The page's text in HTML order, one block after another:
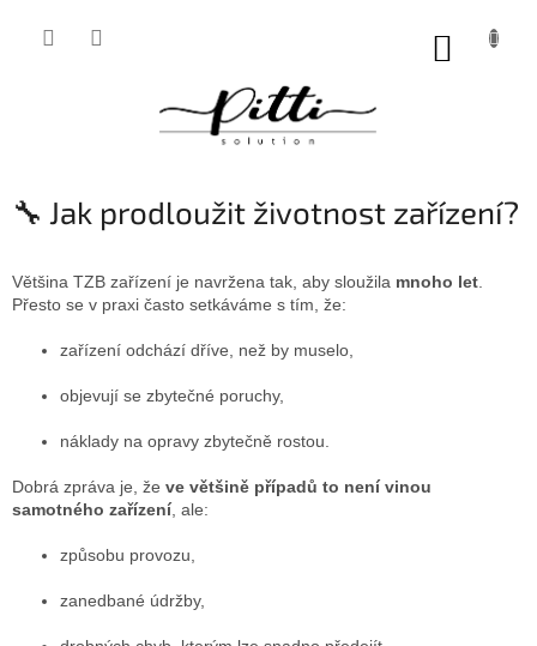
🔧 Jak prodloužit životnost zařízení?
Většina TZB zařízení je navržena tak, aby sloužila mnoho let.
Přesto se v praxi často setkáváme s tím, že:
zařízení odchází dříve, než by muselo,
objevují se zbytečné poruchy,
náklady na opravy zbytečně rostou.
Dobrá zpráva je, že ve většině případů to není vinou
samotného zařízení, ale:
způsobu provozu,
zanedbané údržby,